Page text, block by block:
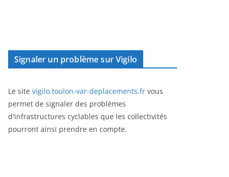
Signaler un problème sur Vigilo
Le site vigilo.toulon-var-deplacements.fr vous
permet de signaler des problèmes
d'infrastructures cyclables que les collectivités
pourront ainsi prendre en compte.